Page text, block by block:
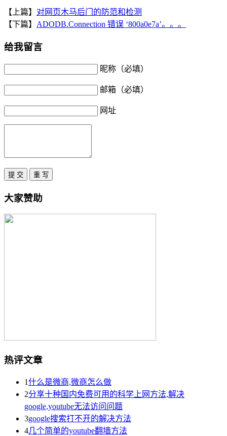
【上篇】 对网页木马后门的防范和检测
【下篇】 ADODB.Connection 错误 ‘800a0e7a’。。。
给我留言
昵称（必填）
邮箱（必填）
网址
大家赞助
热评文章
1什么是微商,微商怎么做
2分享十种国内免费可用的科学上网方法,解决
google,youtube无法访问问题
3google搜索打不开的解决方法
4几个简单的youtube翻墙方法